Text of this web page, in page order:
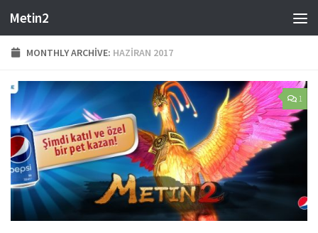
Skip to content
Metin2
MONTHLY ARCHIVE: HAZIRAN 2017
1